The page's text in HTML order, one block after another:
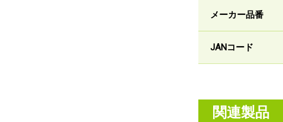
メーカー品番
JANコード
関連製品